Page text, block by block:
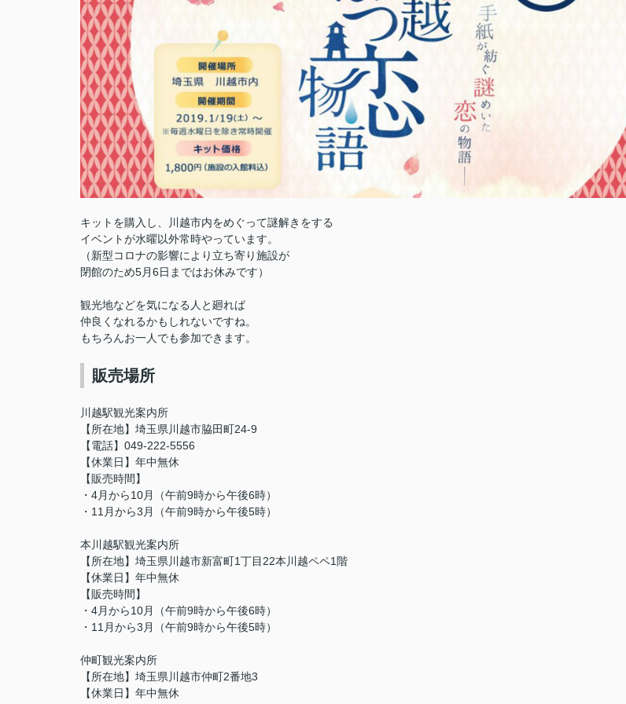
キットを購入し、川越市内をめぐって謎解きをする
イベントが水曜以外常時やっています。
（新型コロナの影響により立ち寄り施設が
閉館のため5月6日まではお休みです）
観光地などを気になる人と廻れば
仲良くなれるかもしれないですね。
もちろんお一人でも参加できます。
販売場所
川越駅観光案内所
【所在地】埼玉県川越市脇田町24-9
【電話】049-222-5556
【休業日】年中無休
【販売時間】
・4月から10月（午前9時から午後6時）
・11月から3月（午前9時から午後5時）
本川越駅観光案内所
【所在地】埼玉県川越市新富町1丁目22本川越ペペ1階
【休業日】年中無休
【販売時間】
・4月から10月（午前9時から午後6時）
・11月から3月（午前9時から午後5時）
仲町観光案内所
【所在地】埼玉県川越市仲町2番地3
【休業日】年中無休